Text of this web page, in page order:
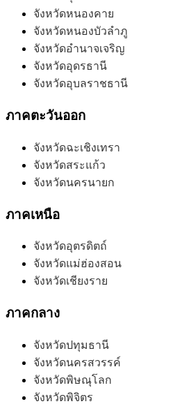
จังหวัดหนองคาย
จังหวัดหนองบัวลำภู
จังหวัดอำนาจเจริญ
จังหวัดอุดรธานี
จังหวัดอุบลราชธานี
ภาคตะวันออก
จังหวัดฉะเชิงเทรา
จังหวัดสระแก้ว
จังหวัดนครนายก
ภาคเหนือ
จังหวัดอุตรดิตถ์
จังหวัดแม่ฮ่องสอน
จังหวัดเชียงราย
ภาคกลาง
จังหวัดปทุมธานี
จังหวัดนครสวรรค์
จังหวัดพิษณุโลก
จังหวัดพิจิตร